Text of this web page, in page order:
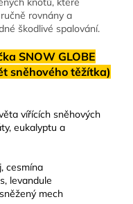
rovnány a
škodlivé spalování.
SNOW GLOBE
sněhového těžítka)
vířících sněhových
eukalyptu a
cesmína
levandule
mech